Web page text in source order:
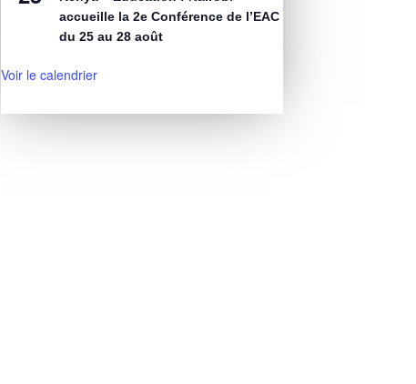
accueille la 2e Conférence de l’EAC
du 25 au 28 août
Voir le calendrier